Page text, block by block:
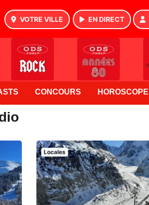
VOTRE VILLE EN DIRECT
CONCOURS HOROSCOPE
Locales